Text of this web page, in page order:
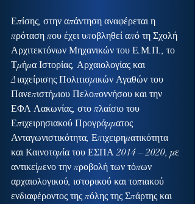
Επίσης, στην απάντηση αναφέρεται η
πρόταση που έχει υποβληθεί από τη Σχολή
Αρχιτεκτόνων Μηχανικών του Ε.Μ.Π., το
Τμήμα Ιστορίας, Αρχαιολογίας και
Διαχείρισης Πολιτισμικών Αγαθών του
Πανεπιστήμιου Πελοποννήσου και την
ΕΦΑ Λακωνίας, στο πλαίσιο του
Επιχειρησιακού Προγράμματος
Ανταγωνιστικότητα, Επιχειρηματικότητα
και Καινοτομία του ΕΣΠΑ 2014 – 2020, με
αντικείμενο την προβολή των τόπων
αρχαιολογικού, ιστορικού και τοπιακού
ενδιαφέροντος της πόλης της Σπάρτης και